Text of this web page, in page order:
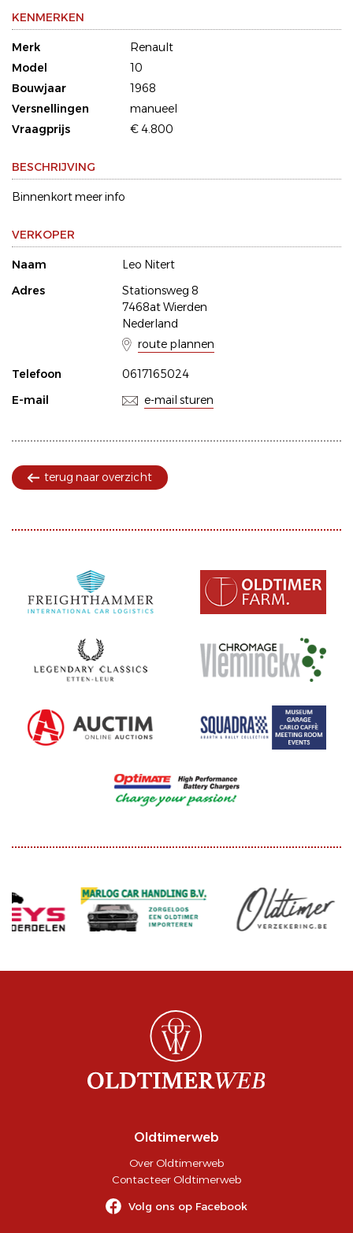
KENMERKEN
Merk
Renault
Model
10
Bouwjaar
1968
Versnellingen
manueel
Vraagprijs
€ 4.800
BESCHRIJVING
Binnenkort meer info
VERKOPER
Naam
Leo Nitert
Adres
Stationsweg 8
7468at Wierden
Nederland
route plannen
Telefoon
0617165024
E-mail
e-mail sturen
terug naar overzicht
Oldtimerweb
Over Oldtimerweb
Contacteer Oldtimerweb
Volg ons op Facebook